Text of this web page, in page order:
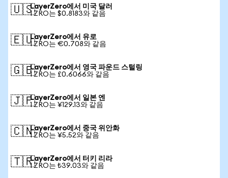
🇺🇸LayerZero에서 미국 달러
1 ZRO는 $0.8183와 같음
🇪🇺LayerZero에서 유로
1 ZRO는 €0.708와 같음
🇬🇧LayerZero에서 영국 파운드 스털링
1 ZRO는 £0.6066와 같음
🇯🇵LayerZero에서 일본 엔
1 ZRO는 ¥129.13와 같음
🇨🇳LayerZero에서 중국 위안화
1 ZRO는 ¥5.52와 같음
🇹🇷LayerZero에서 터키 리라
1 ZRO는 ₺39.03와 같음